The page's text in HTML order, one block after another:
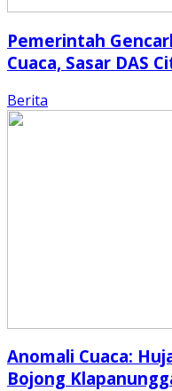
Pemerintah
Cuaca, Sasar DAS
Berita
Anomali Cuaca:
Bojong